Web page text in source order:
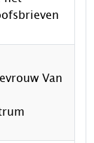
Van